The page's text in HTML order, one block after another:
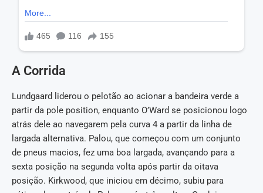
A Corrida
Lundgaard liderou o pelotão ao acionar a bandeira verde a
partir da pole position, enquanto O’Ward se posicionou logo
atrás dele ao navegarem pela curva 4 a partir da linha de
largada alternativa. Palou, que começou com um conjunto
de pneus macios, fez uma boa largada, avançando para a
sexta posição na segunda volta após partir da oitava
posição. Kirkwood, que iniciou em décimo, subiu para